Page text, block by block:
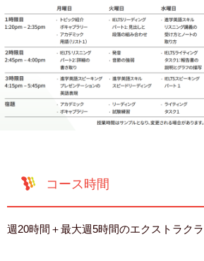
コース時間
週20時間＋最大週5時間のエクストラク